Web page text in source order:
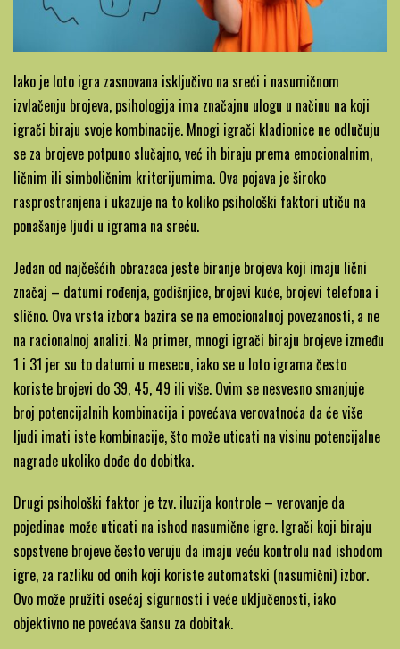
Iako je loto igra zasnovana isključivo na sreći i nasumičnom
izvlačenju brojeva, psihologija ima značajnu ulogu u načinu na koji
igrači biraju svoje kombinacije. Mnogi igrači kladionice ne odlučuju
se za brojeve potpuno slučajno, već ih biraju prema emocionalnim,
ličnim ili simboličnim kriterijumima. Ova pojava je široko
rasprostranjena i ukazuje na to koliko psihološki faktori utiču na
ponašanje ljudi u igrama na sreću.
Jedan od najčešćih obrazaca jeste biranje brojeva koji imaju lični
značaj – datumi rođenja, godišnjice, brojevi kuće, brojevi telefona i
slično. Ova vrsta izbora bazira se na emocionalnoj povezanosti, a ne
na racionalnoj analizi. Na primer, mnogi igrači biraju brojeve između
1 i 31 jer su to datumi u mesecu, iako se u loto igrama često
koriste brojevi do 39, 45, 49 ili više. Ovim se nesvesno smanjuje
broj potencijalnih kombinacija i povećava verovatnoća da će više
ljudi imati iste kombinacije, što može uticati na visinu potencijalne
nagrade ukoliko dođe do dobitka.
Drugi psihološki faktor je tzv. iluzija kontrole – verovanje da
pojedinac može uticati na ishod nasumične igre. Igrači koji biraju
sopstvene brojeve često veruju da imaju veću kontrolu nad ishodom
igre, za razliku od onih koji koriste automatski (nasumični) izbor.
Ovo može pružiti osećaj sigurnosti i veće uključenosti, iako
objektivno ne povećava šansu za dobitak.